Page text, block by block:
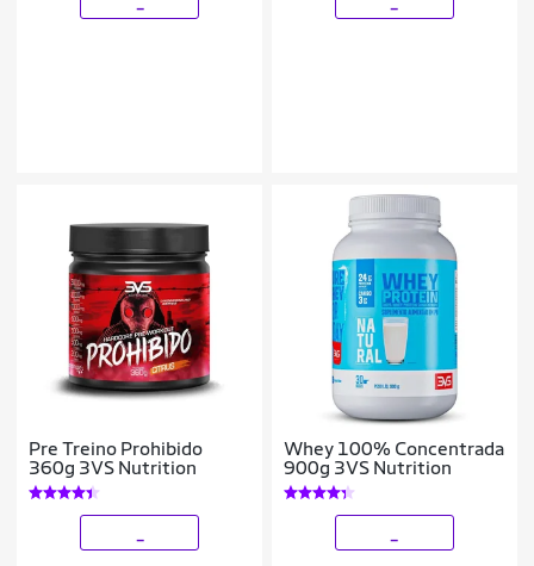
Pre Treino Prohibido
360g 3VS Nutrition
Whey 100% Concentrada
900g 3VS Nutrition